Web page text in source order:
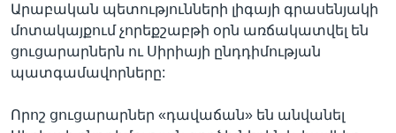
Արաբական պետությունների լիգայի գրասենյակի
մոտակայքում չորեքշաբթի օրն առճակատվել են
ցուցարարներն ու Սիրիայի ընդդիմության
պատգամավորները:
Որոշ ցուցարարներ «դավաճան» են անվանել